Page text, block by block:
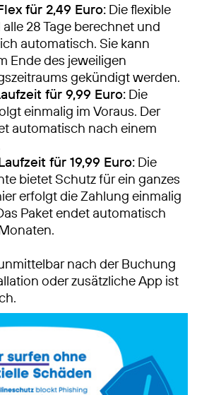
für 2,49 Euro: Die flexible
28 Tage berechnet und
automatisch. Sie kann
Ende des jeweiligen
gekündigt werden.
für 9,99 Euro: Die
einmalig im Voraus. Der
automatisch nach einem
für 19,99 Euro: Die
bietet Schutz für ein ganzes
erfolgt die Zahlung einmalig
Paket endet automatisch
nach der Buchung
oder zusätzliche App ist